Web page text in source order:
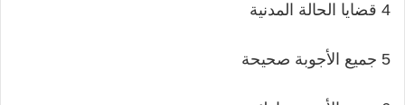
4 قضايا الحالة المدنية
5 جميع الأجوبة صحيحة